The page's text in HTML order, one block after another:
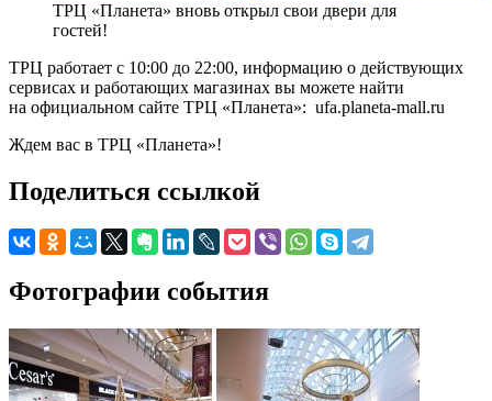
ТРЦ «Планета» вновь открыл свои двери для
гостей!
ТРЦ работает с 10:00 до 22:00, информацию о действующих
сервисах и работающих магазинах вы можете найти
на официальном сайте ТРЦ «Планета»: ufa.planeta-mall.ru
Ждем вас в ТРЦ «Планета»!
Поделиться ссылкой
Фотографии события